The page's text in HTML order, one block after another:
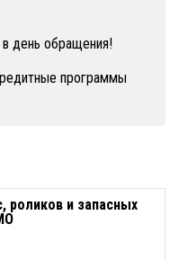
в день обращения!
программы
роликов и запасных